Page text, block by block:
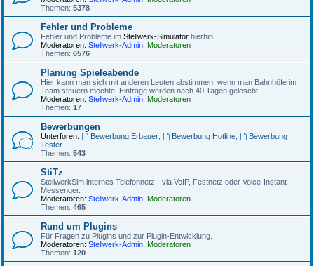
Themen: 5378
Fehler und Probleme
Fehler und Probleme im Stellwerk-Simulator hierhin.
Moderatoren: Stellwerk-Admin Moderatoren
Themen: 6576
Planung Spieleabende
Hier kann man sich mit anderen Leuten abstimmen, wenn man Bahnhöfe im
Team steuern möchte. Einträge werden nach 40 Tagen gelöscht.
Moderatoren: Stellwerk-Admin Moderatoren
Themen: 17
Bewerbungen
Unterforen: Bewerbung Erbauer, Bewerbung Hotline,
Bewerbung
Tester
Themen: 543
StiTz
StellwerkSim internes Telefonnetz - via VoIP, Festnetz oder Voice-Instant-
Messenger.
Moderatoren: Stellwerk-Admin Moderatoren
Themen: 465
Rund um Plugins
Für Fragen zu Plugins und zur Plugin-Entwicklung.
Moderatoren: Stellwerk-Admin Moderatoren
Themen: 120